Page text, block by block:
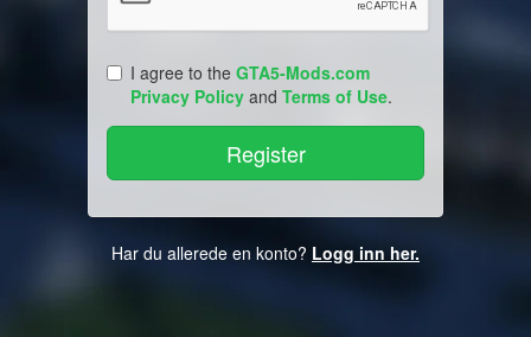
I agree to the GTA5-Mods.com
Privacy Policy and Terms of Use.
Har du allerede en konto? Logg inn her.